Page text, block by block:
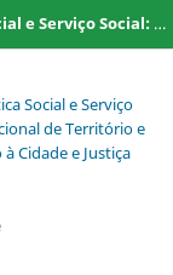
Congresso Internacional de Política Social e Serviço Social: desafios contemporâneos; Seminário Nacional de Território e Gestão de Políticas Sociais; Congresso de Direito à Cidade e Justiça Ambiental
Social e Serviço
de Território e
Cidade e Justiça